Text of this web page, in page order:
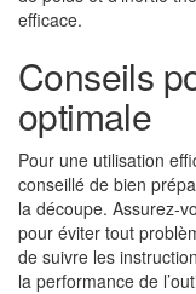
efficace.
Conseils
optimale
Pour une utilisation
conseillé de bien
la découpe. Assurez-
pour éviter tout
de suivre les
la performance de